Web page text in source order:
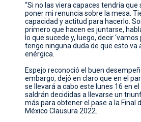
“Si no las viera capaces tendría que
poner mi renuncia sobre la mesa.
capacidad y actitud para hacerlo.
primero que hacen es juntarse,
lo que sucede y, luego, decir ‘vamos
tengo ninguna duda de que esto va
enérgica.
Espejo reconoció el buen
embargo, dejó en claro que en el
se llevará a cabo este lunes 16 en el
saldrán decididas a llevarse un
más para obtener el pase a la Final
México Clausura 2022.